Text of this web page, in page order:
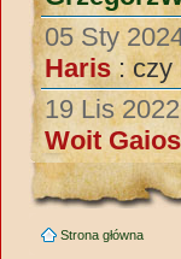
Strona główna